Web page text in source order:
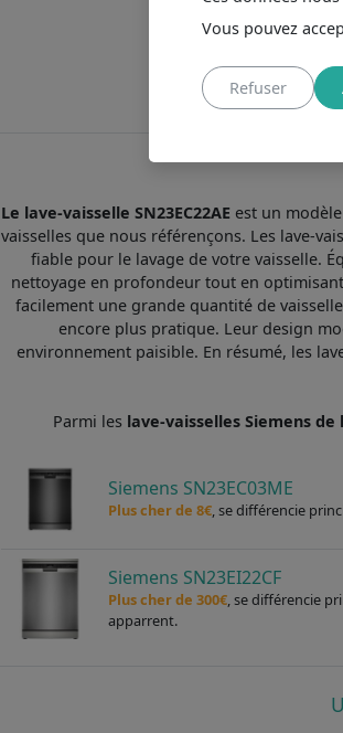
Niveau
Indice de
Le lave-vaisselle SN23EC22AE est un
vaisselles que nous référençons. Les lave-
fiable pour le lavage de votre vaisselle.
nettoyage en profondeur tout en
facilement une grande quantité de
encore plus pratique. Leur design
environnement paisible. En résumé, les
Parmi les lave-vaisselles Siemens de
Siemens SN23EC03ME
Plus cher de 8€, se différencie
Siemens SN23EI22CF
Plus cher de 300€, se différencie
apparrent.
Vous pouvez
Refuser